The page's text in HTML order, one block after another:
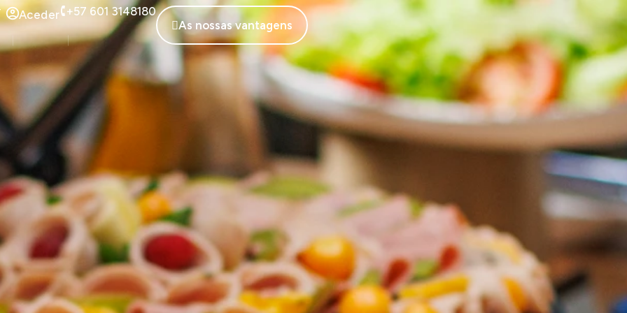
Aceder +57 601 3148180
As nossas vantagens